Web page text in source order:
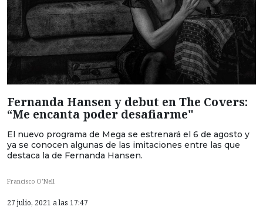
Fernanda Hansen y debut en The Covers:
“Me encanta poder desafiarme"
El nuevo programa de Mega se estrenará el 6 de agosto y
ya se conocen algunas de las imitaciones entre las que
destaca la de Fernanda Hansen.
Francisco O’Nell
27 julio, 2021 a las 17:47